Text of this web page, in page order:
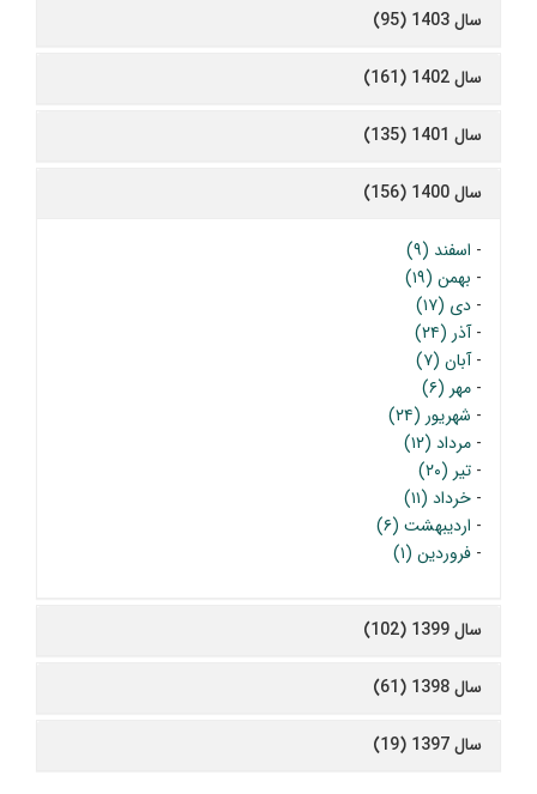
سال 1403 (95)
سال 1402 (161)
سال 1401 (135)
سال 1400 (156)
- اسفند (۹)
- بهمن (۱۹)
- دی (۱۷)
-آذر (۲۴)
-آبان (۷)
- مهر (۶)
- شهریور (۲۴)
- مرداد (۱۲)
- تیر (۲۰)
- خرداد (۱۱)
- اردیبهشت (۶)
- فروردین (۱)
سال 1399 (102)
سال 1398 (61)
سال 1397 (19)